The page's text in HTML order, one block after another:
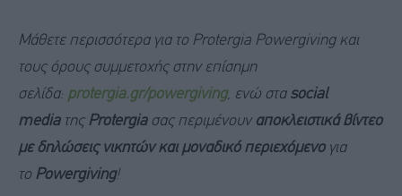
Μάθετε περισσότερα για το Protergia Powergiving και
τους όρους συμμετοχής στην επίσημη
σελίδα: protergia.gr/powergiving, ενώ στα social
mediaτης Protergiaσας περιμένουν αποκλειστικά βίντεο
με δηλώσεις νικητών και μοναδικό περιεχόμενογια
το Powergiving!